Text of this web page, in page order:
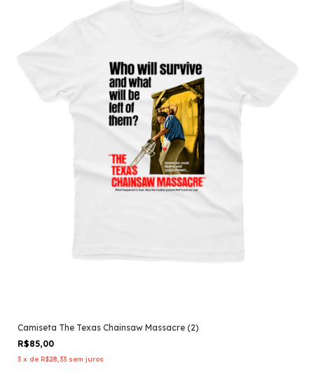
Camiseta The Texas Chainsaw Massacre (2)
R$85,00
3 x de R$28,33 sem juros